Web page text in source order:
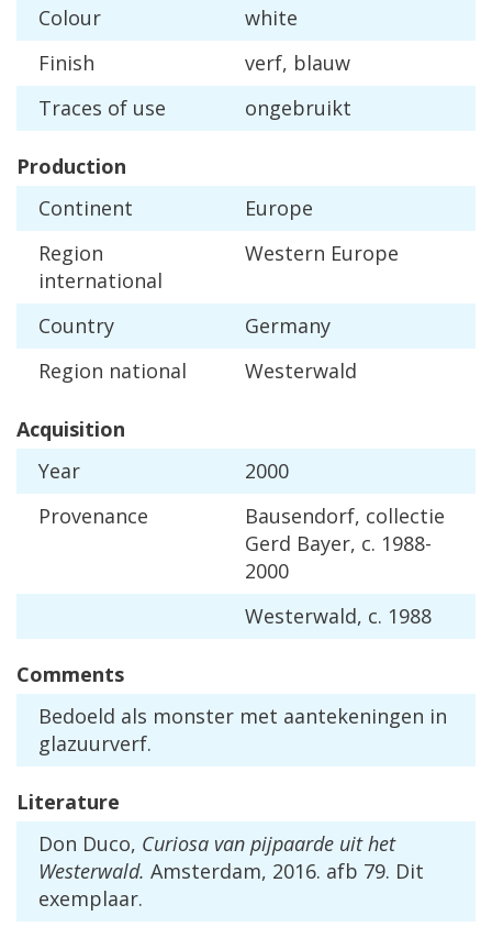
Colour
white
Finish
verf, blauw
Traces of use ongebruikt
Production
Continent
Europe
Region
international
Western Europe
Country
Germany
Region national Westerwald
Acquisition
Year
2000
Provenance
Bausendorf, collectie
Gerd Bayer, c. 1988-
2000
Westerwald, c. 1988
Comments
Bedoeld als monster met aantekeningen in
glazuurverf.
Literature
Don Duco, Curiosa van pijpaarde uit het
Westerwald. Amsterdam, 2016. afb 79. Dit
exemplaar.